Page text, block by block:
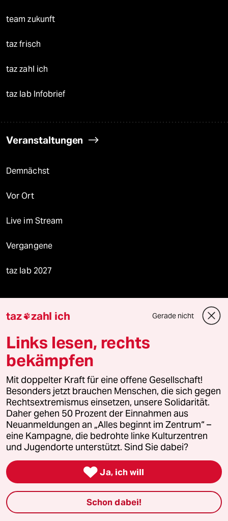
team zukunft
taz frisch
taz zahl ich
taz lab Infobrief
Veranstaltungen
Demnächst
Vor Ort
Live im Stream
Vergangene
taz lab 2027
Mehr taz Lesestoff
taz Blogs
taz FUTURZWEI
Le Monde diplomatique
taz Archiv
Mehr taz Angebote
Reisen
taz zahl ich Gerade nicht
Links lesen, rechts
bekämpfen
Mit doppelter Kraft für eine offene Gesellschaft!
Besonders jetzt brauchen Menschen, die sich gegen
Rechtsextremismus einsetzen, unsere Solidarität.
Daher gehen 50 Prozent der Einnahmen aus
Neuanmeldungen an „Alles beginnt im Zentrum“ –
eine Kampagne, die bedrohte linke Kulturzentren
und Jugendorte unterstützt. Sind Sie dabei?
 Ja, ich will
Schon dabei!